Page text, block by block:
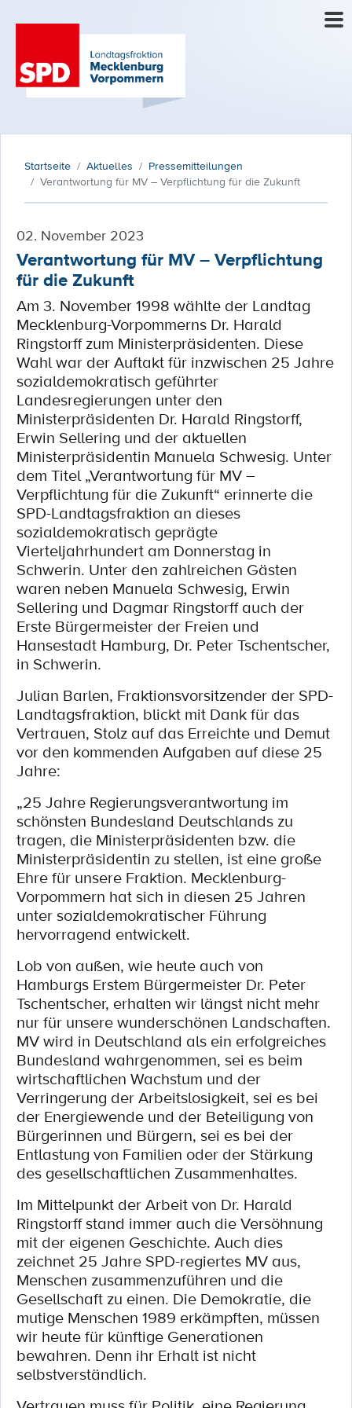
Startseite Aktuelles
Pressemitteilungen
Verantwortung für MV – Verpflichtung für die Zukunft
02. November 2023
Verantwortung für MV – Verpflichtung
für die Zukunft
Am 3. November 1998 wählte der Landtag
Mecklenburg-Vorpommerns Dr. Harald
Ringstorff zum Ministerpräsidenten. Diese
Wahl war der Auftakt für inzwischen 25 Jahre
sozialdemokratisch geführter
Landesregierungen unter den
Ministerpräsidenten Dr. Harald Ringstorff,
Erwin Sellering und der aktuellen
Ministerpräsidentin Manuela Schwesig. Unter
dem Titel „Verantwortung für MV –
Verpflichtung für die Zukunft“ erinnerte die
SPD-Landtagsfraktion an dieses
sozialdemokratisch geprägte
Vierteljahrhundert am Donnerstag in
Schwerin. Unter den zahlreichen Gästen
waren neben Manuela Schwesig, Erwin
Sellering und Dagmar Ringstorff auch der
Erste Bürgermeister der Freien und
Hansestadt Hamburg, Dr. Peter Tschentscher,
in Schwerin.
Julian Barlen, Fraktionsvorsitzender der SPD-
Landtagsfraktion, blickt mit Dank für das
Vertrauen, Stolz auf das Erreichte und Demut
vor den kommenden Aufgaben auf diese 25
Jahre:
„25 Jahre Regierungsverantwortung im
schönsten Bundesland Deutschlands zu
tragen, die Ministerpräsidenten bzw. die
Ministerpräsidentin zu stellen, ist eine große
Ehre für unsere Fraktion. Mecklenburg-
Vorpommern hat sich in diesen 25 Jahren
unter sozialdemokratischer Führung
hervorragend entwickelt.
Lob von außen, wie heute auch von
Hamburgs Erstem Bürgermeister Dr. Peter
Tschentscher, erhalten wir längst nicht mehr
nur für unsere wunderschönen Landschaften.
MV wird in Deutschland als ein erfolgreiches
Bundesland wahrgenommen, sei es beim
wirtschaftlichen Wachstum und der
Verringerung der Arbeitslosigkeit, sei es bei
der Energiewende und der Beteiligung von
Bürgerinnen und Bürgern, sei es bei der
Entlastung von Familien oder der Stärkung
des gesellschaftlichen Zusammenhaltes.
Im Mittelpunkt der Arbeit von Dr. Harald
Ringstorff stand immer auch die Versöhnung
mit der eigenen Geschichte. Auch dies
zeichnet 25 Jahre SPD-regiertes MV aus,
Menschen zusammenzuführen und die
Gesellschaft zu einen. Die Demokratie, die
mutige Menschen 1989 erkämpften, müssen
wir heute für künftige Generationen
bewahren. Denn ihr Erhalt ist nicht
selbstverständlich.